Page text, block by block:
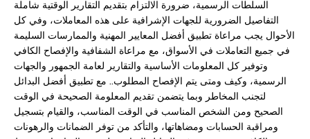
السلطات الرسمية، ضرورة الالتزام بتقديم التقارير الوقتية شاملة
التفاصيل الضرورية للجهات الإشرافية على هذه المعاملات، وفي كل
الأحوال يجب مراعاة تطبيق أفضل المعايير المهنية والممارسات السليمة
في جميع التعاملات في الأسواق، مع مراعاة الشفافية والإفصاح الكافي
وتوفير كل المعلومات الأساسية والتقارير لعامة الجمهور والجهات
الرسمية، وكيف ومتى يتم الإفصاح المطلوب.. مع تطبيق أفضل البدائل
لتجنب المخاطر وبما يتضمن تقديم المعلومة الصحيحة في الوقت
الصحيح ومن الشخص المناسب في الوقت المناسب، والقيام بتسجيل
ومراقبة الحسابات ومضاهاتها، والتأكد من توفر الضمانات والرهونات